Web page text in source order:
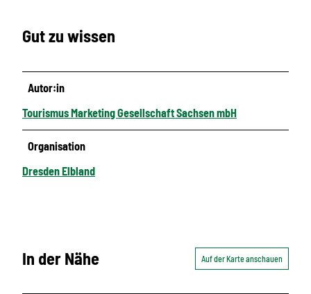
Gut zu wissen
Autor:in
Tourismus Marketing Gesellschaft Sachsen mbH
Organisation
Dresden Elbland
In der Nähe Auf der Karte anschauen